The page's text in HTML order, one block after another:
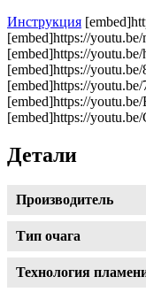
Инструкция
[embed]https://
[embed]https://
[embed]https://
[embed]https://
[embed]https://
[embed]https://
Детали
Производитель
Тип очага
Технология